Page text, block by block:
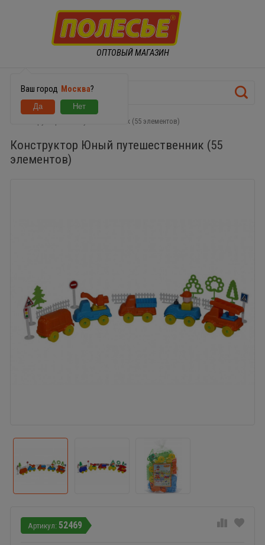
ОПТОВЫЙ МАГАЗИН
Ваш город Москва?
Конструктор Юный путешественник (55 элементов)
Конструктор Юный путешественник (55
элементов)
52469